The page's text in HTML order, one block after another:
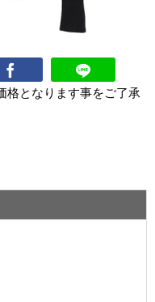
となります事をご了承